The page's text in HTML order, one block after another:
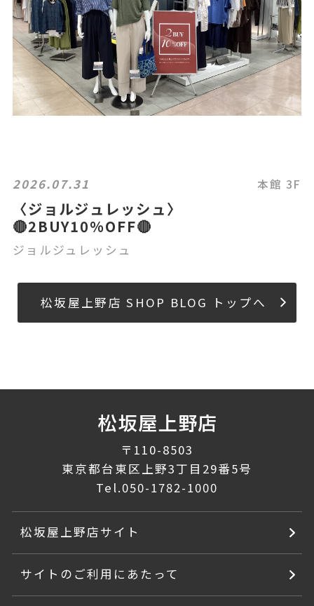
2026.07.31 本館 3F
〈ジョルジュレッシュ〉
🔴2BUY10%OFF🔴
ジョルジュレッシュ
松坂屋上野店 SHOP BLOG トップへ
〒110-8503
東京都台東区上野3丁目29番5号
Tel.050-1782-1000
松坂屋上野店サイト
サイトのご利用にあたって